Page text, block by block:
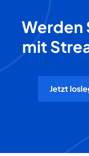
Werden
mit
Jetzt